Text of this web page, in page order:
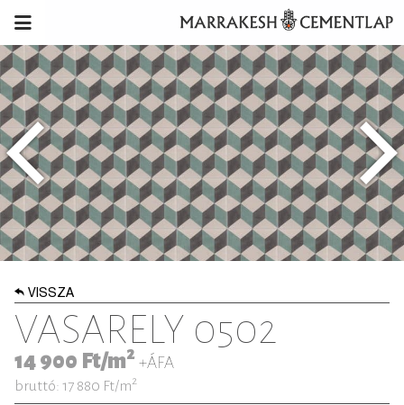
VISSZA
VASARELY 0502
14 900 Ft/m2 +ÁFA
bruttó: 17 880 Ft/m2